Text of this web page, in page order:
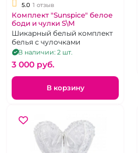
5.0 1 отзыв
Комплект "Sunspice" белое
боди и чулки S\М
Шикарный белый комплект
белья с чулочками
В наличии: 2 шт.
3 000 pуб.
В корзину